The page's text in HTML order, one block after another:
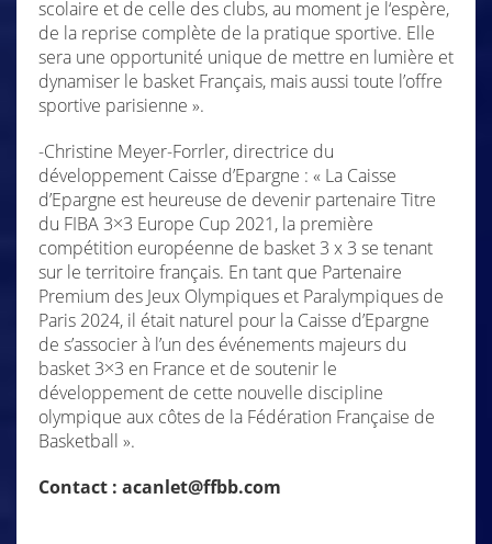
scolaire et de celle des clubs, au moment je l‘espère,
de la reprise complète de la pratique sportive. Elle
sera une opportunité unique de mettre en lumière et
dynamiser le basket Français, mais aussi toute l’offre
sportive parisienne ».
-Christine Meyer-Forrler, directrice du
développement Caisse d’Epargne : « La Caisse
d’Epargne est heureuse de devenir partenaire Titre
du FIBA 3×3 Europe Cup 2021, la première
compétition européenne de basket 3 x 3 se tenant
sur le territoire français. En tant que Partenaire
Premium des Jeux Olympiques et Paralympiques de
Paris 2024, il était naturel pour la Caisse d’Epargne
de s’associer à l’un des événements majeurs du
basket 3×3 en France et de soutenir le
développement de cette nouvelle discipline
olympique aux côtes de la Fédération Française de
Basketball ».
Contact : acanlet@ffbb.com